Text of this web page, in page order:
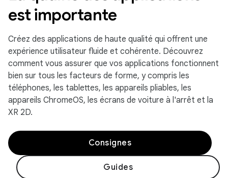
est importante
Créez des applications de haute qualité qui offrent une
expérience utilisateur fluide et cohérente. Découvrez
comment vous assurer que vos applications fonctionnent
bien sur tous les facteurs de forme, y compris les
téléphones, les tablettes, les appareils pliables, les
appareils ChromeOS, les écrans de voiture à l'arrêt et la
XR 2D.
Consignes
Guides